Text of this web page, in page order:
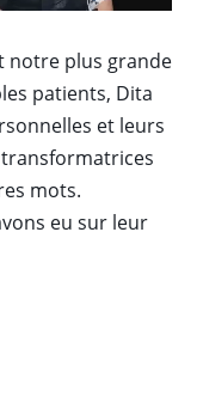
notre plus grande
patients, Dita
et leurs
mots.
eu sur leur